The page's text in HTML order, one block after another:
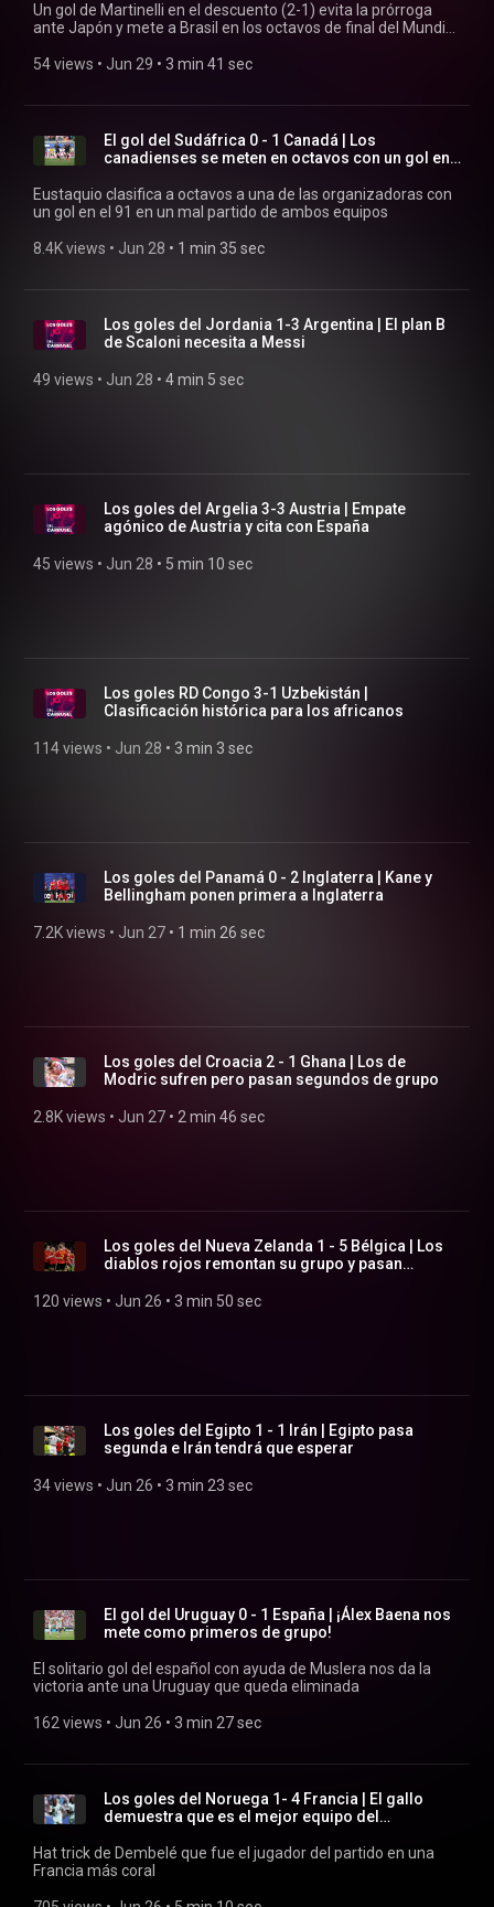
Un gol de Martinelli en el descuento (2-1) evita la prórroga
ante Japón y mete a Brasil en los octavos de final del Mundial
54 views • Jun 29 • 3 min 41 sec
El gol del Sudáfrica 0 - 1 Canadá | Los
canadienses se meten en octavos con un gol en
Eustaquio clasifica a octavos a una de las organizadoras con
un gol en el 91 en un mal partido de ambos equipos
8.4K views • Jun 28 • 1 min 35 sec
Los goles del Jordania 1-3 Argentina | El plan B
de Scaloni necesita a Messi
49 views • Jun 28 • 4 min 5 sec
Los goles del Argelia 3-3 Austria | Empate
agónico de Austria y cita con España
45 views • Jun 28 • 5 min 10 sec
Los goles RD Congo 3-1 Uzbekistán |
Clasificación histórica para los africanos
114 views • Jun 28 • 3 min 3 sec
Los goles del Panamá 0 - 2 Inglaterra | Kane y
Bellingham ponen primera a Inglaterra
7.2K views • Jun 27 • 1 min 26 sec
Los goles del Croacia 2 - 1 Ghana | Los de
Modric sufren pero pasan segundos de grupo
2.8K views • Jun 27 • 2 min 46 sec
Los goles del Nueva Zelanda 1 - 5 Bélgica | Los
diablos rojos remontan su grupo y pasan
120 views • Jun 26 • 3 min 50 sec
Los goles del Egipto 1 - 1 Irán | Egipto pasa
segunda e Irán tendrá que esperar
34 views • Jun 26 • 3 min 23 sec
El gol del Uruguay 0 - 1 España | ¡Álex Baena nos
mete como primeros de grupo!
El solitario gol del español con ayuda de Muslera nos da la
victoria ante una Uruguay que queda eliminada
162 views • Jun 26 • 3 min 27 sec
Los goles del Noruega 1- 4 Francia | El gallo
demuestra que es el mejor equipo del
Hat trick de Dembelé que fue el jugador del partido en una
Francia más coral